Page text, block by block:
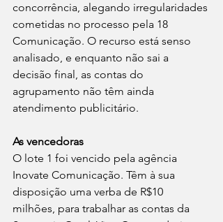
concorrência, alegando irregularidades
cometidas no processo pela 18
Comunicação. O recurso está senso
analisado, e enquanto não sai a
decisão final, as contas do
agrupamento não têm ainda
atendimento publicitário.
As vencedoras
O lote 1 foi vencido pela agência
Inovate Comunicação. Têm à sua
disposição uma verba de R$10
milhões, para trabalhar as contas da